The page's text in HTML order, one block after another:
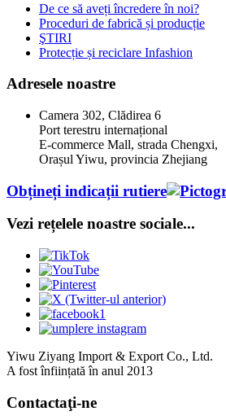
De ce să aveți încredere în noi?
Proceduri de fabrică și producție
ŞTIRI
Protecție și reciclare Infashion
Adresele noastre
Camera 302, Clădirea 6
Port terestru internațional
E-commerce Mall, strada Chengxi,
Orașul Yiwu, provincia Zhejiang
Obțineți indicații rutiere
Vezi rețelele noastre sociale...
Yiwu Ziyang Import & Export Co., Ltd.
A fost înființată în anul 2013
Contactaţi-ne